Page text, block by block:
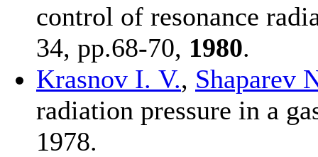
control of resonance
34, pp.68-70, 1980.
Krasnov I. V., Shaparev
radiation pressure in a
1978.